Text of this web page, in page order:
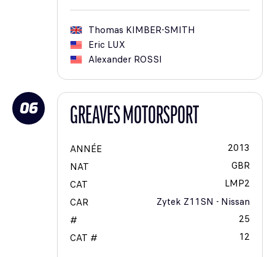
Thomas KIMBER-SMITH
Eric LUX
Alexander ROSSI
06 GREAVES MOTORSPORT
ANNÉE
2013
NAT
GBR
CAT
LMP2
CAR
Zytek Z11SN - Nissan
#
25
CAT #
12